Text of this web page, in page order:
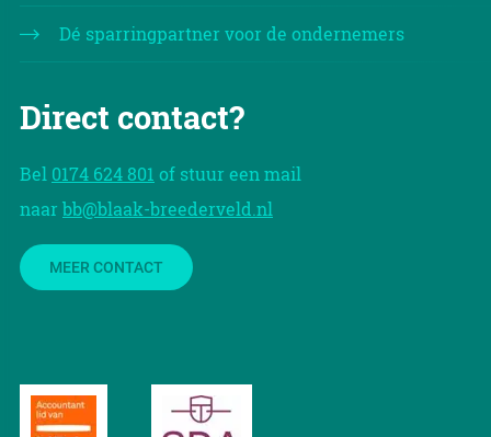
Dé sparringpartner voor de ondernemers
Direct contact?
Bel 0174 624 801 of stuur een mail
naar bb@blaak-breederveld.nl
MEER CONTACT